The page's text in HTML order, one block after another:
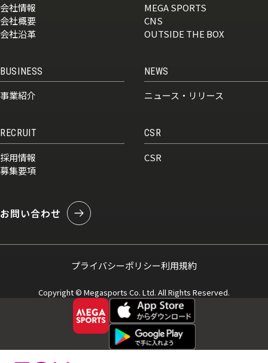
会社情報
会社概要
会社沿革
BUSINESS
事業紹介
MEGA SPORTS
CNS
OUTSIDE THE BOX
NEWS
ニュース・リリース
RECRUIT
採用情報
募集要項
CSR
CSR
お問い合わせ
プライバシーポリシー利用規約
Copyright © Megasports Co. Ltd. All Rights Reserved.